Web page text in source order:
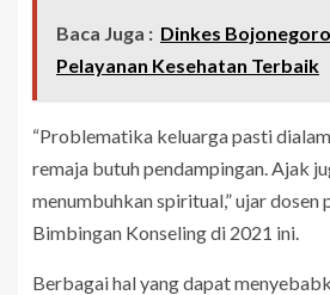
Baca Juga : Dinkes
Pelayanan Kesehatan Terbaik
“Problematika keluarga pasti
remaja butuh pendampingan. Ajak
menumbuhkan spiritual,” ujar dosen
Bimbingan Konseling di 2021 ini.
Berbagai hal yang dapat